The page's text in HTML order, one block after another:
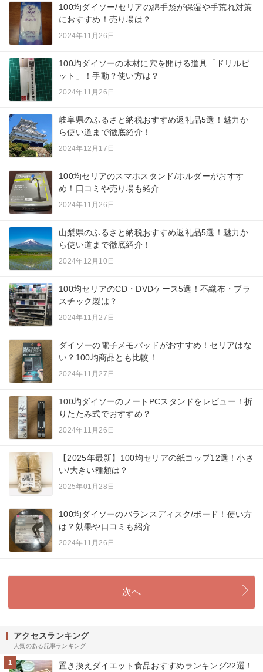
100均ダイソー/セリアの綿手袋が保湿や手荒れ対策
におすすめ！売り場は？
2024年11月26日
100均ダイソーの木材に穴を開ける道具「ドリルビ
ット」！手動？使い方は？
2024年11月26日
岐阜県のふるさと納税おすすめ返礼品5選！魅力か
ら使い道まで徹底紹介！
2024年12月17日
100均セリアのスマホスタンド/ホルダーがおすす
め！口コミや売り場も紹介
2024年11月26日
山梨県のふるさと納税おすすめ返礼品5選！魅力か
ら使い道まで徹底紹介！
2024年12月10日
100均セリアのCD・DVDケース5選！不織布・プラ
スチック製は？
2024年11月27日
ダイソーの電子メモパッドがおすすめ！セリアはな
い？100均商品とも比較！
2024年11月27日
100均ダイソーのノートPCスタンドをレビュー！折
りたたみ式でおすすめ？
2024年11月26日
【2025年最新】100均セリアの紙コップ12選！小さ
い/大きい種類は？
2025年01月28日
100均ダイソーのバランスディスク/ボード！使い方
は？効果や口コミも紹介
2024年11月26日
次へ
アクセスランキング
人気のある記事ランキング
1 置き換えダイエット食品おすすめランキング22選！